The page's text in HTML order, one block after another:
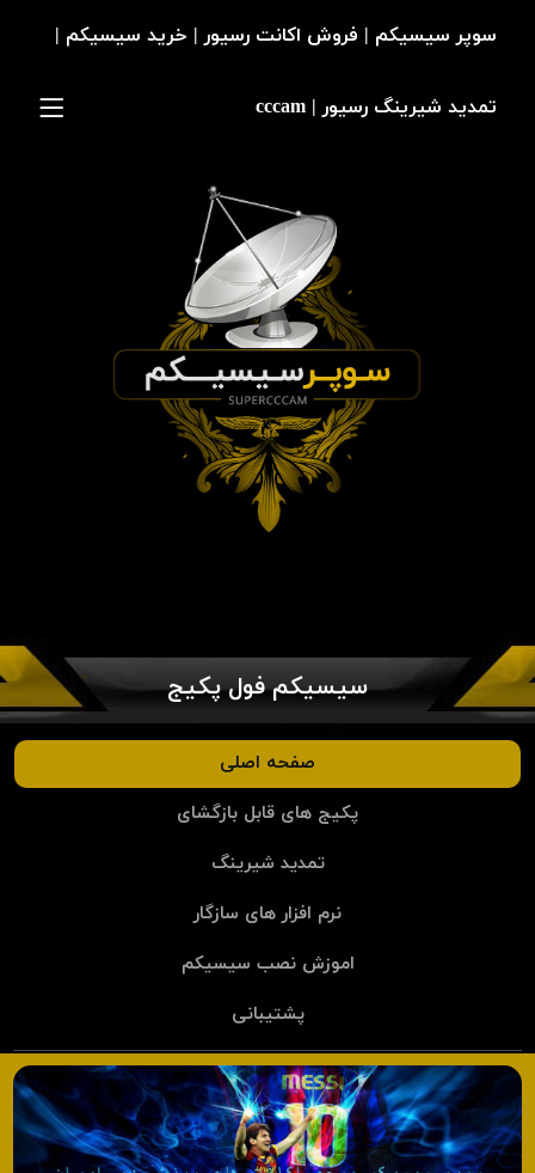
سیسیکم فول پکیج
صفحه اصلی
پکیج های قابل بازگشای
تمدید شیرینگ
نرم افزار های سازگار
اموزش نصب سیسیکم
پشتیبانی
سوپر سیسیکم | فروش اکانت رسیور | خرید سیسیکم |
تمدید شیرینگ رسیور | cccam